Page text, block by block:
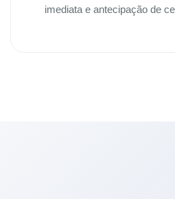
imediata e antecipação de